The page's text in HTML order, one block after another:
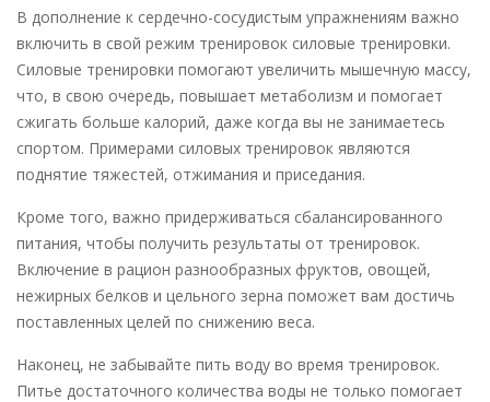
В дополнение к сердечно-сосудистым упражнениям важно
включить в свой режим тренировок силовые тренировки.
Силовые тренировки помогают увеличить мышечную массу,
что, в свою очередь, повышает метаболизм и помогает
сжигать больше калорий, даже когда вы не занимаетесь
спортом. Примерами силовых тренировок являются
поднятие тяжестей, отжимания и приседания.
Кроме того, важно придерживаться сбалансированного
питания, чтобы получить результаты от тренировок.
Включение в рацион разнообразных фруктов, овощей,
нежирных белков и цельного зерна поможет вам достичь
поставленных целей по снижению веса.
Наконец, не забывайте пить воду во время тренировок.
Питье достаточного количества воды не только помогает